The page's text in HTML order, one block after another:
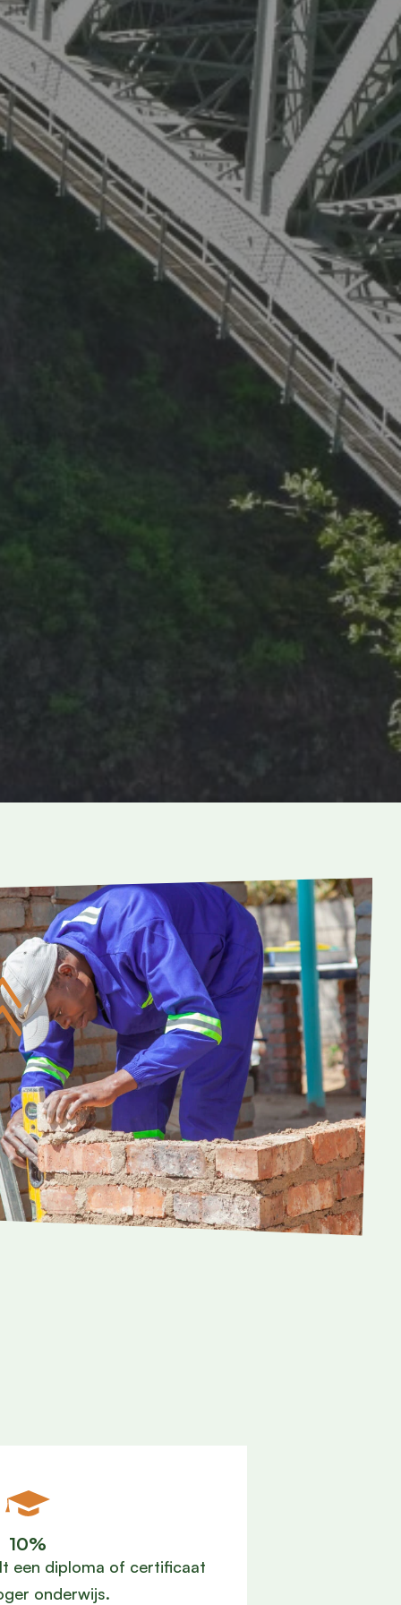
10%
een diploma of certificaat
onderwijs.